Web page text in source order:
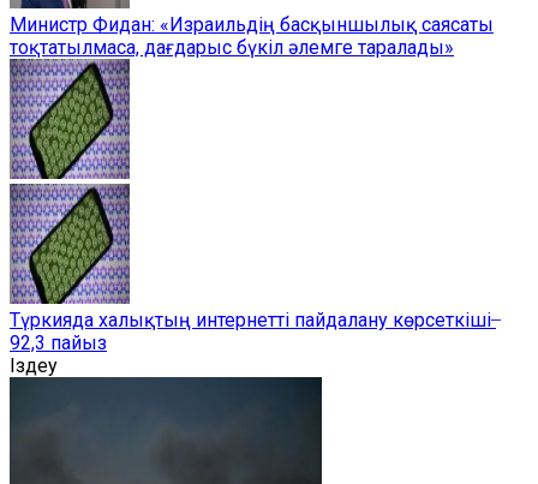
Министр Фидан: «Израильдің басқыншылық саясаты
тоқтатылмаса, дағдарыс бүкіл әлемге таралады»
Түркияда халықтың интернетті пайдалану көрсеткіші ̶
92,3 пайыз
Іздеу